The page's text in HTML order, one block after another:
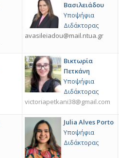
Βασιλειάδου
Υποψήφια
Διδάκτορας
avasileiadou@mail.ntua.gr
Βικτωρία
Πετκάνη
Υποψήφια
Διδάκτορας
victoriapetkani38@gmail.com
Julia Alves Porto
Υποψήφια
Διδάκτορας